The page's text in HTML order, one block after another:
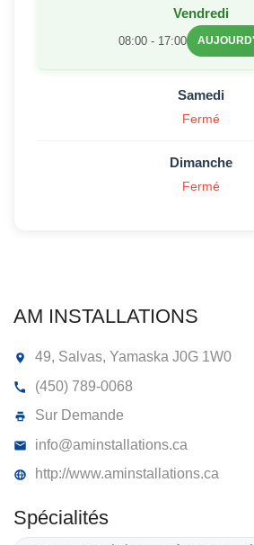
AM INSTALLATIONS
(450) 789-0068
Vendredi
08:00 - 17:00
Samedi
Fermé
Dimanche
Fermé